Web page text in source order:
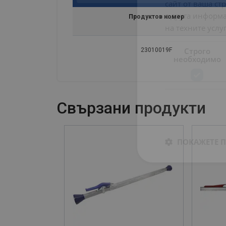
Продуктов номер
23010019F
Свързани продукти
сайт от ваша
с друга